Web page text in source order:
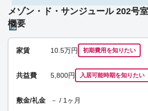
メゾン・ド・サンジュール 202号
概要
家賃 10.5万円 初期費用を知りたい
共益費 5,800円 入居可能時期を知りたい
敷金/礼金 － / 1ヶ月